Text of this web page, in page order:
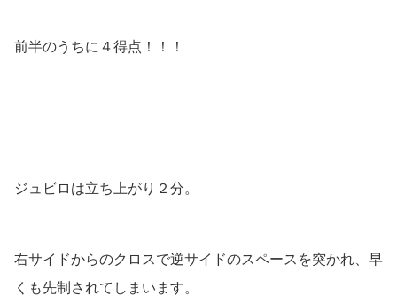
前半のうちに４得点！！！
ジュビロは立ち上がり２分。
右サイドからのクロスで逆サイドのスペースを突かれ、早
くも先制されてしまいます。